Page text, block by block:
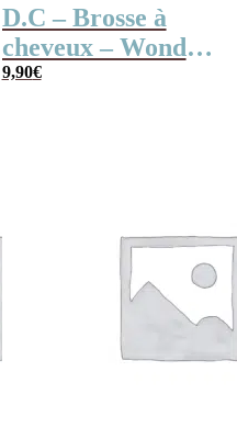
D.C – Brosse à
cheveux – Wonder
Woman – Comics
9,90€